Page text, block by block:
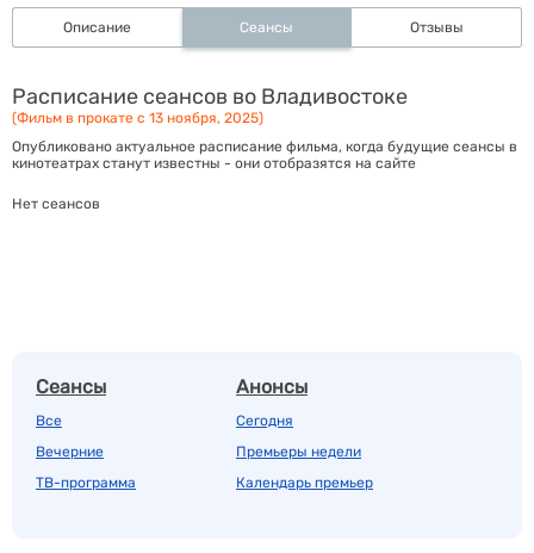
Описание Сеансы Отзывы
Расписание сеансов во Владивостоке
(Фильм в прокате с 13 ноября, 2025)
Опубликовано актуальное расписание фильма, когда будущие сеансы в
кинотеатрах станут известны - они отобразятся на сайте
Нет сеансов
Сеансы
Все
Вечерние
ТВ-программа
Анонсы
Сегодня
Премьеры недели
Календарь премьер